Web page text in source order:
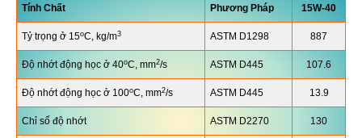
Tính Chất Phương Pháp 15W-40
Tỷ trọng ở 15oC, kg/m3 ASTM D1298 887
Độ nhớt động học ở 40oC, mm2/s ASTM D445 107.6
Độ nhớt động học ở 100oC, mm2/s ASTM D445 13.9
Chỉ số độ nhớt ASTM D2270 130